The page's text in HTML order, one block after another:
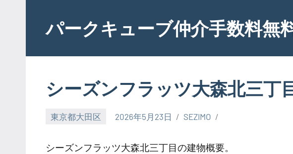
contentパークキューブ仲介手数料無
シーズンフラッツ大森北三丁
東京都大田区 2026年5月23日 SEZIMO
シーズンフラッツ大森北三丁目の建物概要。